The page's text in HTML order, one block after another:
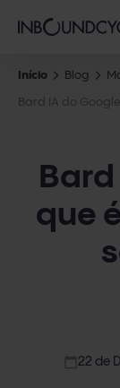
Início Blog
Bard IA do
que
22 de